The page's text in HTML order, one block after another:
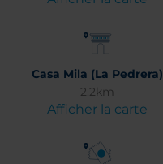
Casa Mila (La Pedrera)
2.2km
Afficher la carte